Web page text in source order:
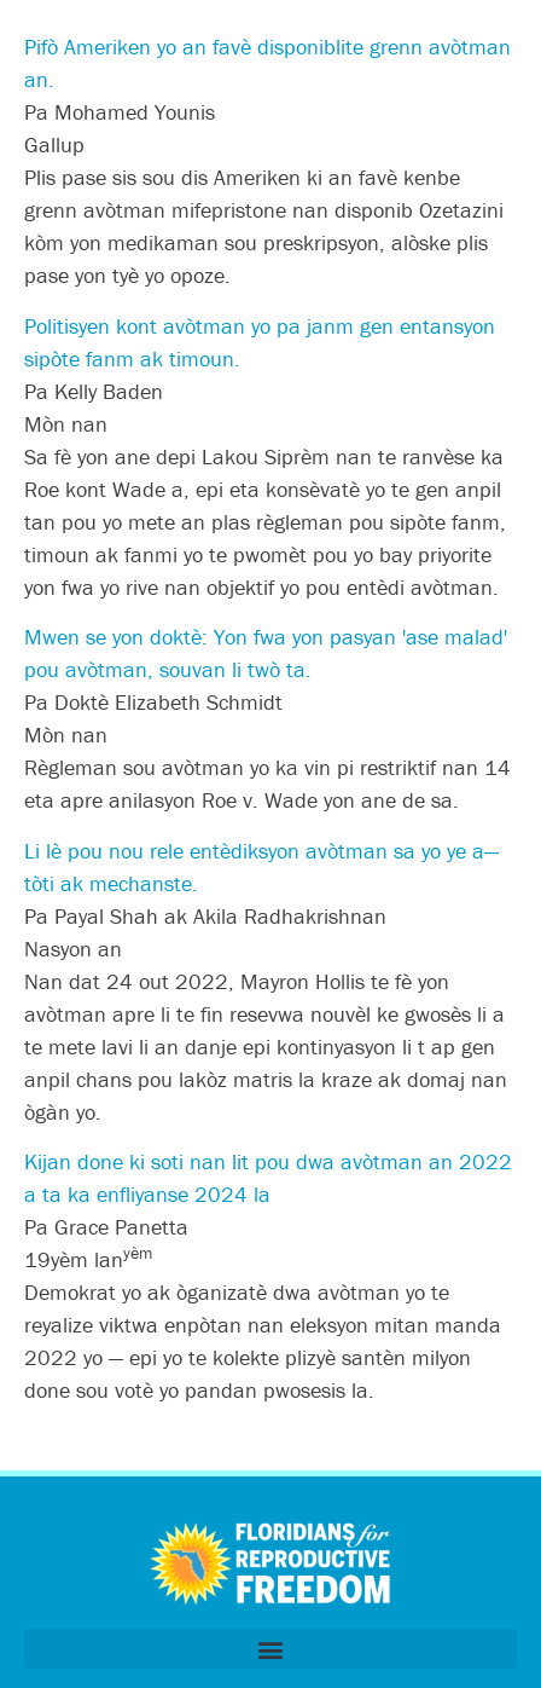
Pifò Ameriken yo an favè disponiblite grenn avòtman
an.
Pa Mohamed Younis
Gallup
Plis pase sis sou dis Ameriken ki an favè kenbe
grenn avòtman mifepristone nan disponib Ozetazini
kòm yon medikaman sou preskripsyon, alòske plis
pase yon tyè yo opoze.
Politisyen kont avòtman yo pa janm gen entansyon
sipòte fanm ak timoun.
Pa Kelly Baden
Mòn nan
Sa fè yon ane depi Lakou Siprèm nan te ranvèse ka
Roe kont Wade a, epi eta konsèvatè yo te gen anpil
tan pou yo mete an plas règleman pou sipòte fanm,
timoun ak fanmi yo te pwomèt pou yo bay priyorite
yon fwa yo rive nan objektif yo pou entèdi avòtman.
Mwen se yon doktè: Yon fwa yon pasyan 'ase malad'
pou avòtman, souvan li twò ta.
Pa Doktè Elizabeth Schmidt
Mòn nan
Règleman sou avòtman yo ka vin pi restriktif nan 14
eta apre anilasyon Roe v. Wade yon ane de sa.
Li lè pou nou rele entèdiksyon avòtman sa yo ye a—
tòti ak mechanste.
Pa Payal Shah ak Akila Radhakrishnan
Nasyon an
Nan dat 24 out 2022, Mayron Hollis te fè yon
avòtman apre li te fin resevwa nouvèl ke gwosès li a
te mete lavi li an danje epi kontinyasyon li t ap gen
anpil chans pou lakòz matris la kraze ak domaj nan
ògàn yo.
Kijan done ki soti nan lit pou dwa avòtman an 2022
a ta ka enfliyanse 2024 la
Pa Grace Panetta
19yèm lanyèm
Demokrat yo ak òganizatè dwa avòtman yo te
reyalize viktwa enpòtan nan eleksyon mitan manda
2022 yo — epi yo te kolekte plizyè santèn milyon
done sou votè yo pandan pwosesis la.